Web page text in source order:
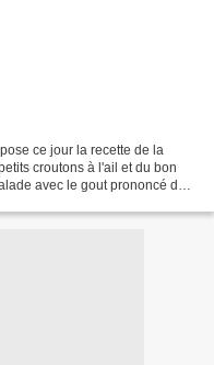
ce jour la recette de la
croutons à l'ail et du bon
avec le gout prononcé du